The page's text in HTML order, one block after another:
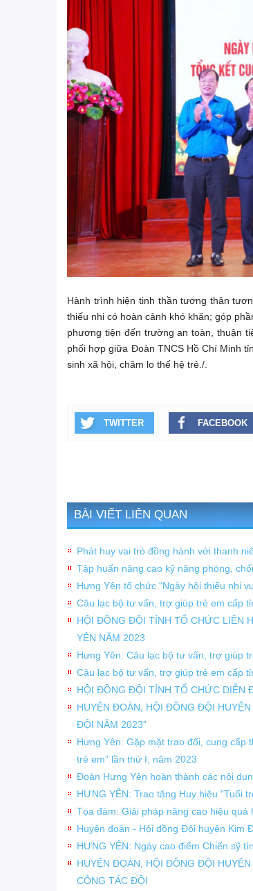
Hành trình hiện tinh thần tương thân
thiếu nhi có hoàn cảnh khó khăn; góp
phương tiện đến trường an toàn, thuận
phối hợp giữa Đoàn TNCS Hồ Chí Minh
sinh xã hội, chăm lo thế hệ trẻ./.
TWITTER FACEBOOK
BÀI VIẾT LIÊN QUAN
Phát huy vai trò đồng hành với thanh
Tập huấn nâng cao kỹ năng phòng,
Hưng Yên tổ chức “Ngày hội thiếu nhi
Câu lạc bộ tư vấn, trợ giúp trẻ em cấp
HỘI ĐỒNG ĐỘI TỈNH TỔ CHỨC LIÊN
YÊN NĂM 2023
Hưng Yên: Câu lạc bộ tư vấn, trợ giúp
Câu lạc bộ tư vấn, trợ giúp trẻ em cấp
HỘI ĐỒNG ĐỘI TỈNH TỔ CHỨC DIỄN
HUYỆN ĐOÀN, HỘI ĐỒNG ĐỘI
ĐỘI NĂM 2023"
Hưng Yên: Gặp mặt trao đổi, cung cấp
trẻ em” lần thứ I, năm 2023
Đoàn Hưng Yên hoàn thành các nội
HƯNG YÊN: Trao tặng Huy hiệu "Tuổi
Tọa đàm: Giải pháp nâng cao hiệu
Huyện đoàn - Hội đồng Đội huyện Kim
HƯNG YÊN: Ngày cao điểm Chiến sỹ
HUYỆN ĐOÀN, HỘI ĐỒNG ĐỘI
CÔNG TÁC ĐỘI